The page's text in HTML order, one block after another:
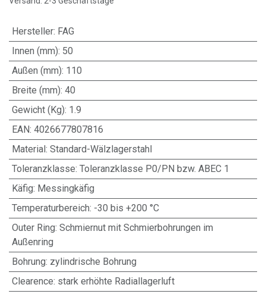
Hersteller: FAG
Innen (mm): 50
Außen (mm): 110
Breite (mm): 40
Gewicht (Kg): 1.9
EAN: 4026677807816
Material: Standard-Wälzlagerstahl
Toleranzklasse: Toleranzklasse P0/PN bzw. ABEC 1
Käfig: Messingkäfig
Temperaturbereich: -30 bis +200 °C
Outer Ring: Schmiernut mit Schmierbohrungen im
Außenring
Bohrung: zylindrische Bohrung
Clearence: stark erhöhte Radiallagerluft